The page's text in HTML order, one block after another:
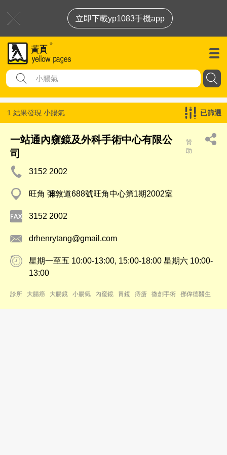
立即下載yp1083手機app
1 結果發現 小腸氣 已篩選
一站通內窺鏡及外科手術中心有限公
司
贊
助
3152 2002
旺角 彌敦道688號旺角中心第1期2002室
3152 2002
drhenrytang@gmail.com
星期一至五 10:00-13:00, 15:00-18:00 星期六 10:00-
13:00
診所 大腸癌 大腸鏡 小腸氣 內窺鏡 胃鏡 痔瘡 微創手術 鄧偉德醫生